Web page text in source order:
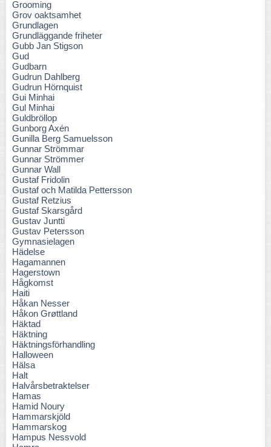
Grooming
Grov oaktsamhet
Grundlagen
Grundläggande friheter
Gubb Jan Stigson
Gud
Gudbarn
Gudrun Dahlberg
Gudrun Hörnquist
Gui Minhai
Gul Minhai
Guldbröllop
Gunborg Axén
Gunilla Berg Samuelsson
Gunnar Strömmar
Gunnar Strömmer
Gunnar Wall
Gustaf Fridolin
Gustaf och Matilda Pettersson
Gustaf Retzius
Gustaf Skarsgård
Gustav Juntti
Gustav Petersson
Gymnasielagen
Hädelse
Hagamannen
Hagerstown
Hågkomst
Haiti
Håkan Nesser
Håkon Grøttland
Häktad
Häktning
Häktningsförhandling
Halloween
Hälsa
Halt
Halvårsbetraktelser
Hamas
Hamid Noury
Hammarskjöld
Hammarskog
Hampus Nessvold